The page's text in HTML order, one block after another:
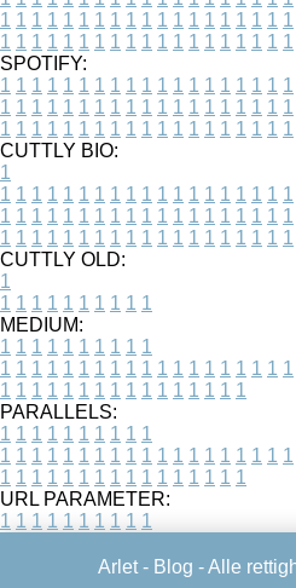
1 1 1 1 1 1 1 1 1 1 1 1 1 1 1 1 1 1 1
1 1 1 1 1 1 1 1 1 1 1 1 1 1 1 1 1 1 1
SPOTIFY:
1 1 1 1 1 1 1 1 1 1 1 1 1 1 1 1 1 1 1
1 1 1 1 1 1 1 1 1 1 1 1 1 1 1 1 1 1 1
1 1 1 1 1 1 1 1 1 1 1 1 1 1 1 1 1 1 1
CUTTLY BIO:
1
1 1 1 1 1 1 1 1 1 1 1 1 1 1 1 1 1 1 1
1 1 1 1 1 1 1 1 1 1 1 1 1 1 1 1 1 1 1
1 1 1 1 1 1 1 1 1 1 1 1 1 1 1 1 1 1 1
CUTTLY OLD:
1
1 1 1 1 1 1 1 1 1 1
MEDIUM:
1 1 1 1 1 1 1 1 1 1
1 1 1 1 1 1 1 1 1 1 1 1 1 1 1 1 1 1 1
1 1 1 1 1 1 1 1 1 1 1 1 1 1 1 1
PARALLELS:
1 1 1 1 1 1 1 1 1 1
1 1 1 1 1 1 1 1 1 1 1 1 1 1 1 1 1 1 1
1 1 1 1 1 1 1 1 1 1 1 1 1 1 1 1
URL PARAMETER:
1 1 1 1 1 1 1 1 1 1
Arlet - Blog - Alle